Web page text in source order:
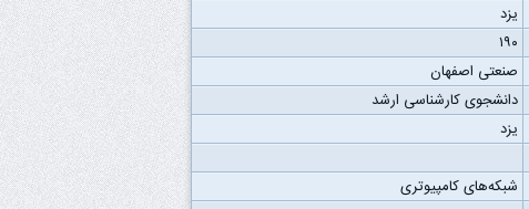
یزد
۱۹۰
صنعتی اصفهان
دانشجوی کارشناسی ارشد
یزد
شبکه‌های کامپیوتری